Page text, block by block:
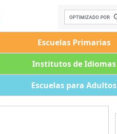
Escuelas Primarias
Institutos de Idiomas
Escuelas para Adultos